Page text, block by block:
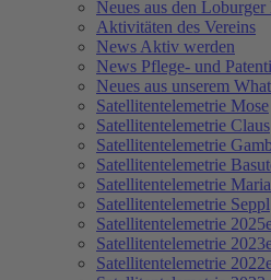
Neues aus den Loburger
Aktivitäten des Vereins
News Aktiv werden
News Pflege- und
Neues aus unserem
Satellitentelemetrie Mose
Satellitentelemetrie Claus
Satellitentelemetrie
Satellitentelemetrie
Satellitentelemetrie
Satellitentelemetrie Seppl
Satellitentelemetrie
Satellitentelemetrie
Satellitentelemetrie